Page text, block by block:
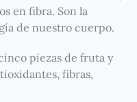
en fibra. Son la
de nuestro cuerpo.
piezas de fruta y
fibras,